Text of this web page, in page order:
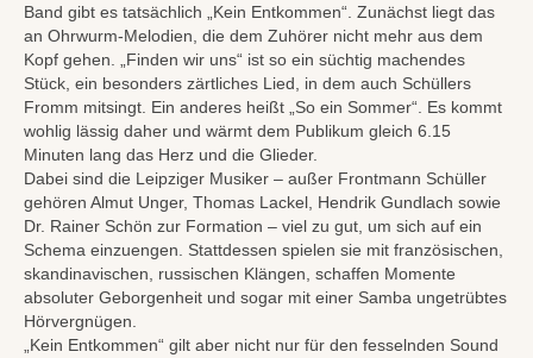
Band gibt es tatsächlich „Kein Entkommen“. Zunächst liegt das
an Ohrwurm-Melodien, die dem Zuhörer nicht mehr aus dem
Kopf gehen. „Finden wir uns“ ist so ein süchtig machendes
Stück, ein besonders zärtliches Lied, in dem auch Schüllers
Fromm mitsingt. Ein anderes heißt „So ein Sommer“. Es kommt
wohlig lässig daher und wärmt dem Publikum gleich 6.15
Minuten lang das Herz und die Glieder.
Dabei sind die Leipziger Musiker – außer Frontmann Schüller
gehören Almut Unger, Thomas Lackel, Hendrik Gundlach sowie
Dr. Rainer Schön zur Formation – viel zu gut, um sich auf ein
Schema einzuengen. Stattdessen spielen sie mit französischen,
skandinavischen, russischen Klängen, schaffen Momente
absoluter Geborgenheit und sogar mit einer Samba ungetrübtes
Hörvergnügen.
„Kein Entkommen“ gilt aber nicht nur für den fesselnden Sound